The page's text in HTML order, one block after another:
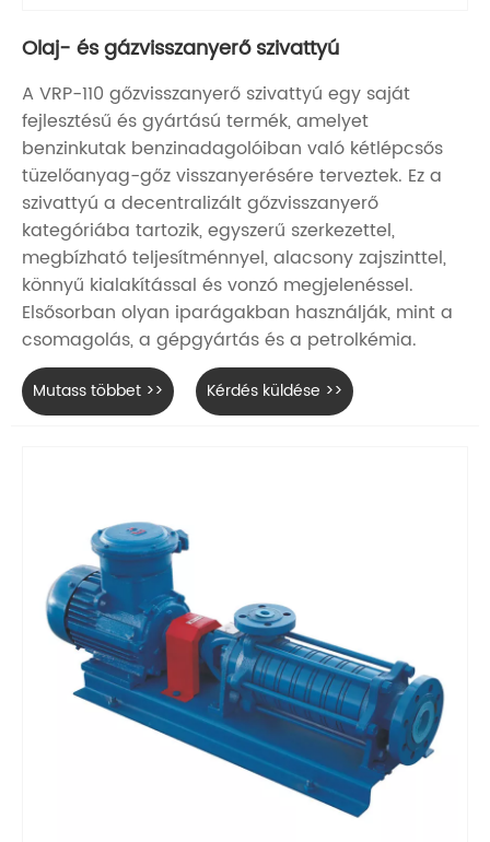
Olaj- és gázvisszanyerő szivattyú
A VRP-110 gőzvisszanyerő szivattyú egy saját
fejlesztésű és gyártású termék, amelyet
benzinkutak benzinadagolóiban való kétlépcsős
tüzelőanyag-gőz visszanyerésére terveztek. Ez a
szivattyú a decentralizált gőzvisszanyerő
kategóriába tartozik, egyszerű szerkezettel,
megbízható teljesítménnyel, alacsony zajszinttel,
könnyű kialakítással és vonzó megjelenéssel.
Elsősorban olyan iparágakban használják, mint a
csomagolás, a gépgyártás és a petrolkémia.
Mutass többet >> Kérdés küldése >>